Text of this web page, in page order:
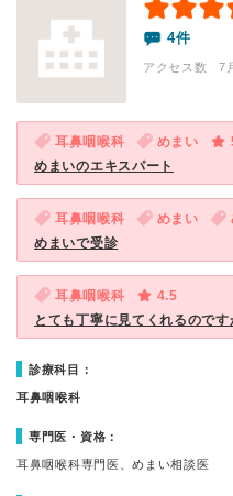
4件
アクセス数 7
耳鼻咽喉科 めまい
めまいのエキスパート
耳鼻咽喉科 めまい
めまいで受診
耳鼻咽喉科
4.5
とても丁寧に見てくれるのです
診療科目：
耳鼻咽喉科
専門医・資格：
耳鼻咽喉科専門医、めまい相談医